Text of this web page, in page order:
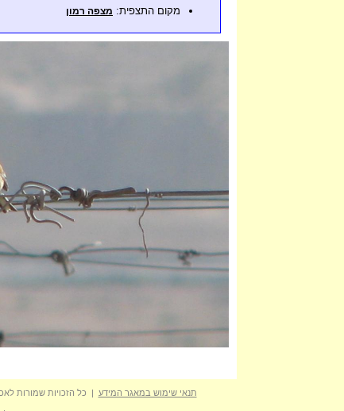
מקום התצפית: מצפה רמון
תנאי שימוש במאגר המידע | כל הזכויות שמורות לאכטוב